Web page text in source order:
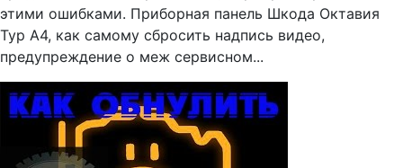
этими ошибками. Приборная панель Шкода Октавия
Тур А4, как самому сбросить надпись видео,
предупреждение о меж сервисном...